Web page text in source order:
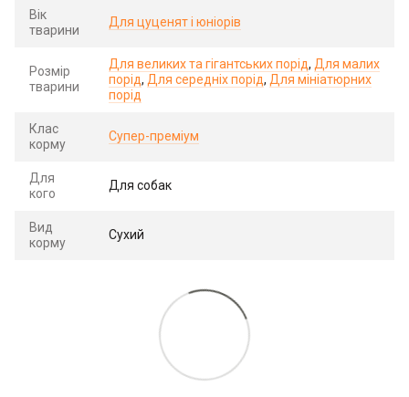
Вік
тварини
Для цуценят і юніорів
Розмір
тварини
Для великих та гігантських порід, Для малих
порід, Для середніх порід, Для мініатюрних
порід
Клас
корму
Супер-преміум
Для
кого
Для собак
Вид
корму
Сухий